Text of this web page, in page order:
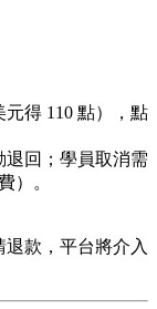
得 110 點），點
退回；學員取消需
）。
款，平台將介入